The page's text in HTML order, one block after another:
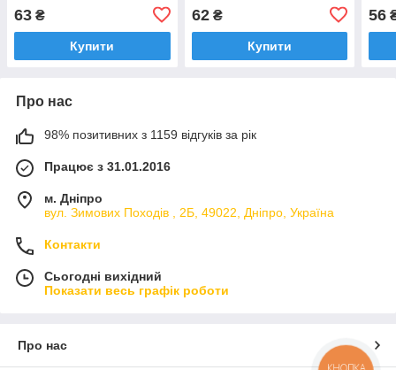
63 ₴
Купити
62₴
Купити
56
Про нас
98% позитивних з 1159 відгуків за рік
Працює з 31.01.2016
м. Дніпро
вул. Зимових Походiв , 2Б, 49022, Дніпро, Україна
Контакти
Сьогодні вихідний
Показати весь графік роботи
Про нас